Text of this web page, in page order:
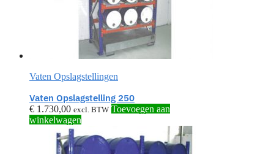
Vaten Opslagstellingen
Vaten Opslagstelling 250
€ 1.730,00 excl. BTW Toevoegen aan
winkelwagen